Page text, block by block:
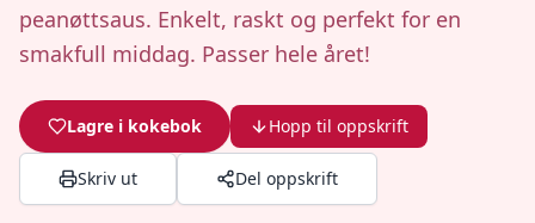
peanøttsaus. Enkelt, raskt og perfekt for en
smakfull middag. Passer hele året!
Lagre i kokebok Hopp til oppskrift
Skriv ut Del oppskrift